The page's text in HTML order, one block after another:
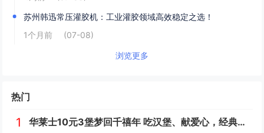
苏州韩迅常压灌胶机：工业灌胶领域高效稳定之选！
1个月前
(07-08)
浏览更多
热门
1 华莱士10元3堡梦回千禧年 吃汉堡、献爱心，经典好滋味回馈社会